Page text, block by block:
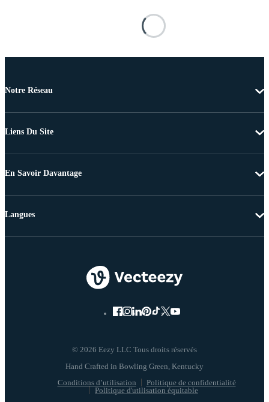
Notre Réseau
Liens Du Site
En Savoir Davantage
© 2026 Eezy LLC Tous droits réservés
Conditions d’utilisation
Politique de confidentialité
Politique d'utilisation équitable
Langues